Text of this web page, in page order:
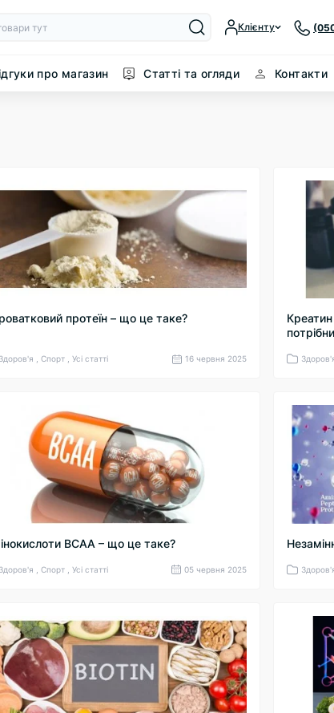
Клієнту
про магазин Статті та огляди Контакти
протеїн – що це таке?
Здоров'я , Спорт , Усі статті 16 червня 2025
BCAA – що це таке?
Здоров'я , Спорт , Усі статті 05 червня 2025